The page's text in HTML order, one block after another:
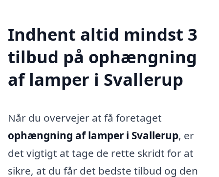
Indhent altid mindst 3
tilbud på ophængning
af lamper i Svallerup
Når du overvejer at få foretaget
ophængning af lamper i Svallerup, er
det vigtigt at tage de rette skridt for at
sikre, at du får det bedste tilbud og den